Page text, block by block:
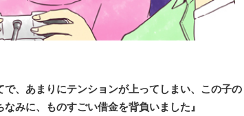
で、あまりにテンションが上ってしまい、この子の
みに、ものすごい借金を背負いました』